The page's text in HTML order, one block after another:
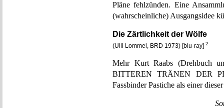
Pläne fehlzünden. Eine
(wahrscheinliche) Ausgangsidee
Die Zärtlichkeit der Wölfe
(Ulli Lommel, BRD 1973) [blu-ray] 2
Mehr Kurt Raabs (Drehbuch
BITTEREN TRÄNEN DER
Fassbinder Pastiche als einer